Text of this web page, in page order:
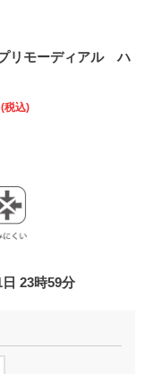
リモーディアル ハ
(税込)
23時59分